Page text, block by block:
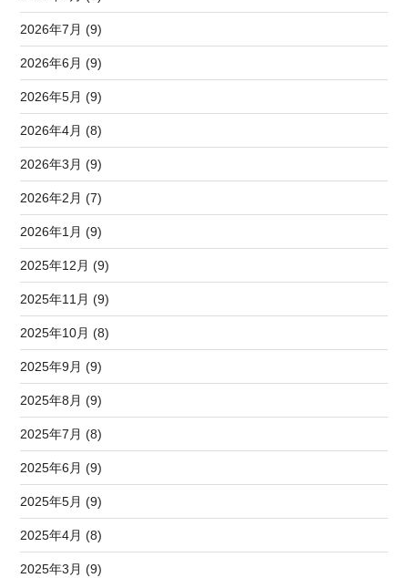
2026年7月 (9)
2026年6月 (9)
2026年5月 (9)
2026年4月 (8)
2026年3月 (9)
2026年2月 (7)
2026年1月 (9)
2025年12月 (9)
2025年11月 (9)
2025年10月 (8)
2025年9月 (9)
2025年8月 (9)
2025年7月 (8)
2025年6月 (9)
2025年5月 (9)
2025年4月 (8)
2025年3月 (9)